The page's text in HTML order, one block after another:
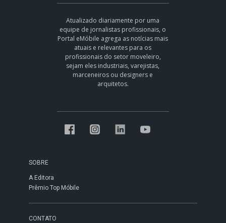
Atualizado diariamente por uma
equipe de jornalistas profissionais, o
Portal eMóbile agrega as notícias mais
atuais e relevantes para os
profissionais do setor moveleiro,
sejam eles industriais, varejistas,
marceneiros ou designers e
arquitetos.
SOBRE
A Editora
Prêmio Top Móbile
CONTATO